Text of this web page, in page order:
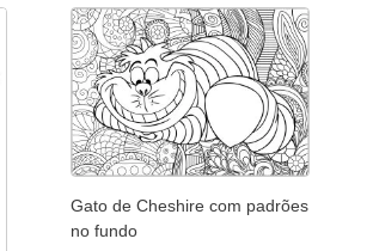
Gato de Cheshire com padrões
no fundo